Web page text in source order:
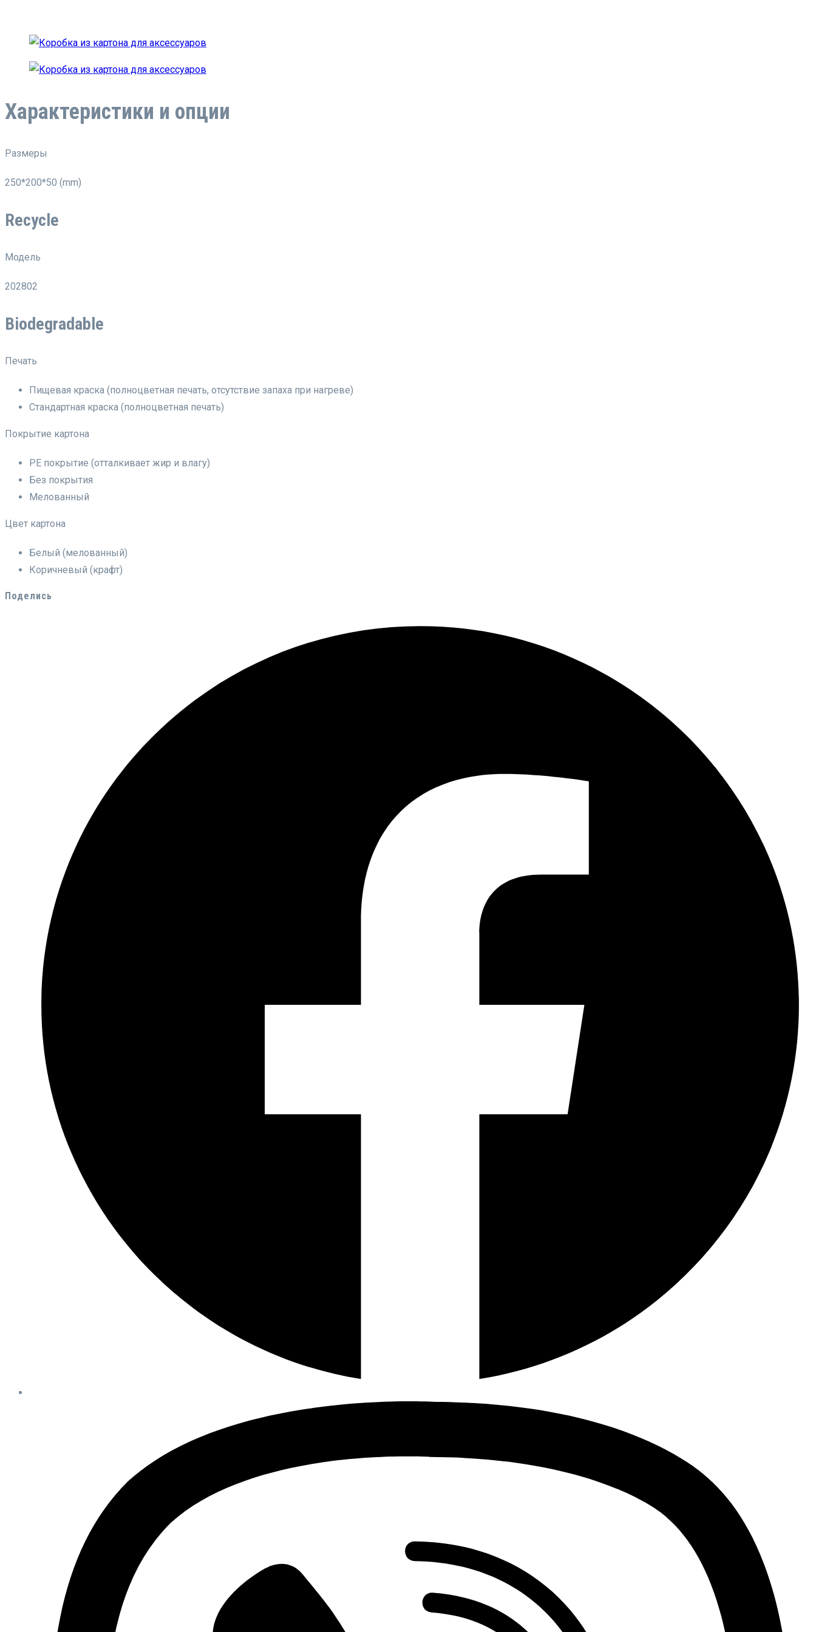
Характеристики и опции
Размеры
250*200*50 (mm)
Recycle
Модель
202802
Biodegradable
Печать
Пищевая краска (полноцветная печать, отсутствие запаха при нагреве)
Стандартная краска (полноцветная печать)
Покрытие картона
PE покрытие (отталкивает жир и влагу)
Без покрытия
Мелованный
Цвет картона
Белый (мелованный)
Коричневый (крафт)
Поделись